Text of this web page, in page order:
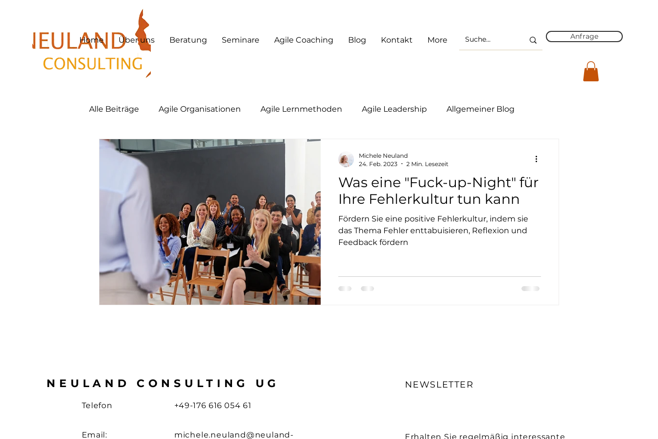
Home Über uns Beratung Seminare Agile Coaching Blog Kontakt More Anfrage
Alle Beiträge Agile Organisationen Agile Lernmethoden Agile Leadership Allgemeiner Blog
Hybrid Work Hybrid Leadership Agile Coaching
Lernkultur
Was eine "Fuck-up-Night" für
Ihre Fehlerkultur tun kann
Fördern Sie eine positive Fehlerkultur, indem sie
das Thema Fehler enttabuisieren, Reflexion und
Feedback fördern
Michele Neuland
24. Feb. 2023
2 Min. Lesezeit
NEULAND CONSULTING UG
Telefon +49-176 616 054 61
Email: michele.neuland@neuland-
NEWSLETTER
Erhalten Sie regelmäßig interessante